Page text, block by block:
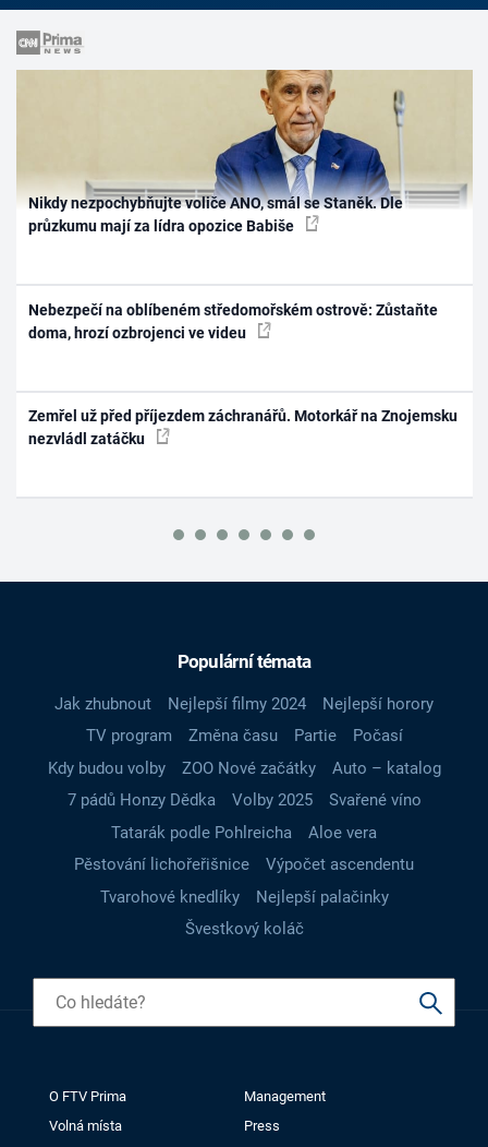
Nikdy nezpochybňujte voliče ANO, smál se Staněk. Dle
průzkumu mají za lídra opozice Babiše
Nebezpečí na oblíbeném středomořském ostrově: Zůstaňte
doma, hrozí ozbrojenci ve videu
Zemřel už před příjezdem záchranářů. Motorkář na Znojemsku
nezvládl zatáčku
Populární témata
Jak zhubnout Nejlepší filmy 2024
Nejlepší horory
TV program
Změna času Partie
Počasí
Kdy budou volby
ZOO Nové začátky
Auto – katalog
7 pádů Honzy Dědka
Volby 2025
Svařené víno
Tatarák podle Pohlreicha
Aloe vera
Pěstování lichořeřišnice
Výpočet ascendentu
Tvarohové knedlíky
Nejlepší palačinky
Švestkový koláč
O FTV Prima
Management
Volná místa
Press